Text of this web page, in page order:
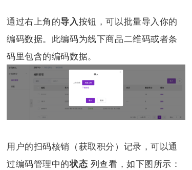
通过右上角的导入按钮，可以批量导入你的
编码数据。此编码为线下商品二维码或者条
码里包含的编码数据。
用户的扫码核销（获取积分）记录，可以通
过编码管理中的状态 列查看，如下图所示：